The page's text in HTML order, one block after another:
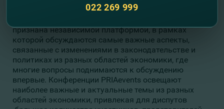
признана независимой платформой, в рамках
которой обсуждаются самые важные аспекты,
связанные с изменениями в законодательстве и
политиках из разных областей экономики, где
многие вопросы поднимаются к обсуждению
впервые. Конференции PRIAevents освещают
наиболее важные и актуальные темы из разных
областей экономики, привлекая для диспутов
022 269 999